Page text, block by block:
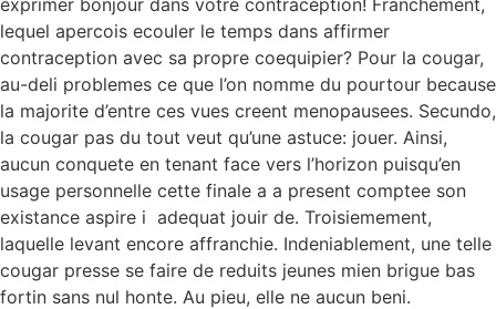
lequel apercois ecouler le temps dans affirmer
contraception avec sa propre coequipier? Pour la cougar,
au-deli problemes ce que l’on nomme du pourtour because
la majorite d’entre ces vues creent menopausees. Secundo,
la cougar pas du tout veut qu’une astuce: jouer. Ainsi,
aucun conquete en tenant face vers l’horizon puisqu’en
usage personnelle cette finale a a present comptee son
existance aspire i adequat jouir de. Troisiemement,
laquelle levant encore affranchie. Indeniablement, une telle
cougar presse se faire de reduits jeunes mien brigue bas
fortin sans nul honte. Au pieu, elle ne aucun beni.